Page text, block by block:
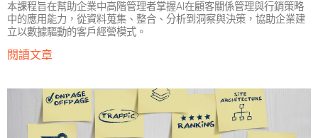
本課程旨在幫助企業中高階管理者掌握AI在顧客關係管理與行銷策略
中的應用能力，從資料蒐集、整合、分析到洞察與決策，協助企業建
立以數據驅動的客戶經營模式。
閱讀文章